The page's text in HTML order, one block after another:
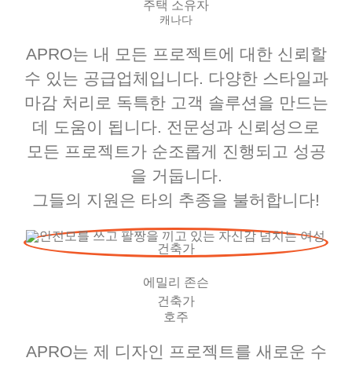
주택 소유자
캐나다
APRO는 내 모든 프로젝트에 대한 신뢰할
수 있는 공급업체입니다. 다양한 스타일과
마감 처리로 독특한 고객 솔루션을 만드는
데 도움이 됩니다. 전문성과 신뢰성으로
모든 프로젝트가 순조롭게 진행되고 성공
을 거둡니다.
그들의 지원은 타의 추종을 불허합니다!
에밀리 존슨
건축가
호주
APRO는 제 디자인 프로젝트를 새로운 수